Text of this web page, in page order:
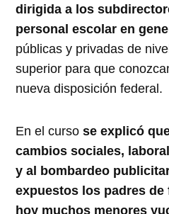
dirigida a los
personal escolar en
públicas y privadas de
superior para que
nueva disposición federal.
En el cursose explicó
cambios sociales,
y al bombardeo
expuestos los padres
hoy muchos menores